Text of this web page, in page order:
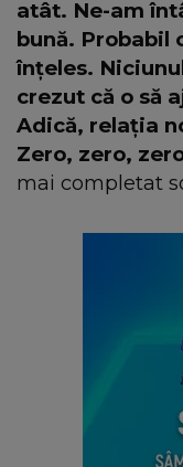
atât. Ne-am
bună. Probabil
înțeles.
crezut că o să
Adică, relația
Zero, zero,
mai completat